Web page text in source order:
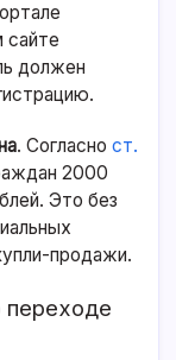
сайте
должен
. Согласност.
2000
Это без
продажи.
переходе